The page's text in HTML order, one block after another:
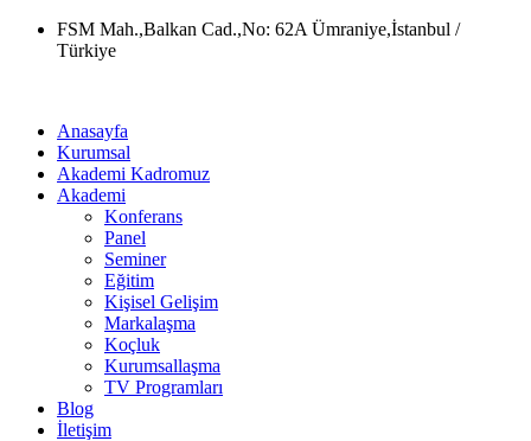
Skip
FSM Mah.,Balkan Cad.,No: 62A Ümraniye,İstanbul /
Türkiye
Anasayfa
Kurumsal
Akademi Kadromuz
Akademi
Konferans
Panel
Seminer
Eğitim
Kişisel Gelişim
Markalaşma
Koçluk
Kurumsallaşma
TV Programları
Blog
İletişim